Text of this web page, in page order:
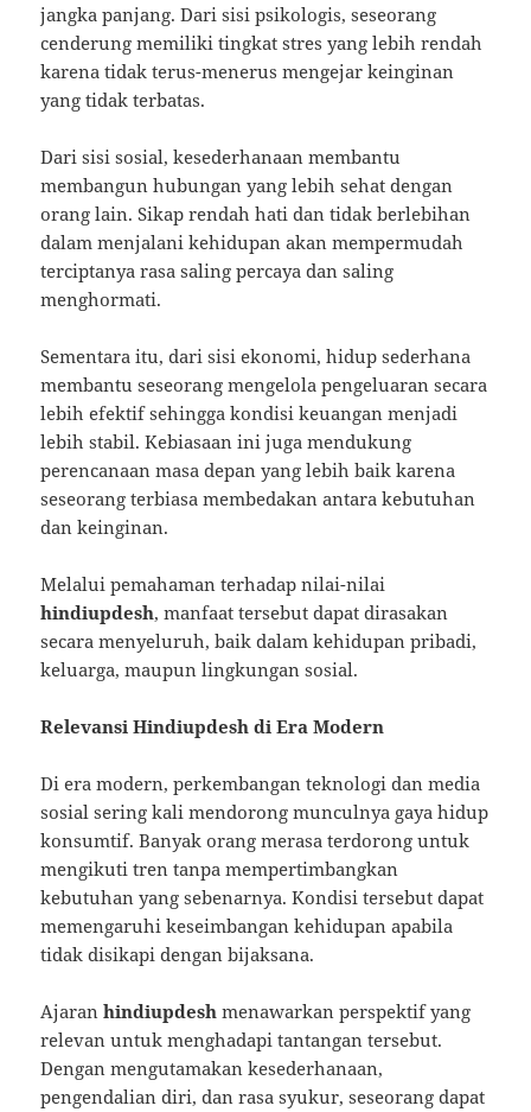
jangka panjang. Dari sisi psikologis, seseorang
cenderung memiliki tingkat stres yang lebih rendah
karena tidak terus-menerus mengejar keinginan
yang tidak terbatas.
Dari sisi sosial, kesederhanaan membantu
membangun hubungan yang lebih sehat dengan
orang lain. Sikap rendah hati dan tidak berlebihan
dalam menjalani kehidupan akan mempermudah
terciptanya rasa saling percaya dan saling
menghormati.
Sementara itu, dari sisi ekonomi, hidup sederhana
membantu seseorang mengelola pengeluaran secara
lebih efektif sehingga kondisi keuangan menjadi
lebih stabil. Kebiasaan ini juga mendukung
perencanaan masa depan yang lebih baik karena
seseorang terbiasa membedakan antara kebutuhan
dan keinginan.
Melalui pemahaman terhadap nilai-nilai
hindiupdesh, manfaat tersebut dapat dirasakan
secara menyeluruh, baik dalam kehidupan pribadi,
keluarga, maupun lingkungan sosial.
Relevansi Hindiupdesh di Era Modern
Di era modern, perkembangan teknologi dan media
sosial sering kali mendorong munculnya gaya hidup
konsumtif. Banyak orang merasa terdorong untuk
mengikuti tren tanpa mempertimbangkan
kebutuhan yang sebenarnya. Kondisi tersebut dapat
memengaruhi keseimbangan kehidupan apabila
tidak disikapi dengan bijaksana.
Ajaranhindiupdesh menawarkan perspektif yang
relevan untuk menghadapi tantangan tersebut.
Dengan mengutamakan kesederhanaan,
pengendalian diri, dan rasa syukur, seseorang dapat